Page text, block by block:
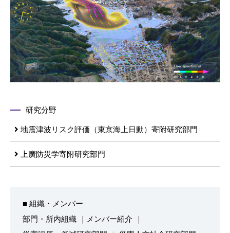
研究分野
地震津波リスク評価（東京海上日動）寄附研究部門
上廣防災学寄附研究部門
■ 組織・メンバー
部門・所内組織
メンバー紹介